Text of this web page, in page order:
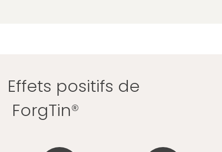
Effets positifs de
ForgTin®